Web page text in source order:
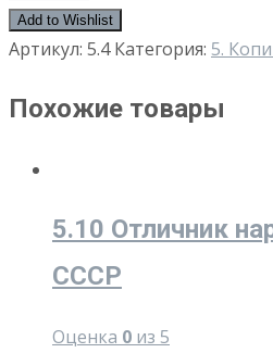
Add to Wishlist
Артикул: 5.4 Категория: 5.
Похожие товары
5.10 Отличник
СССР
Оценка 0 из 5